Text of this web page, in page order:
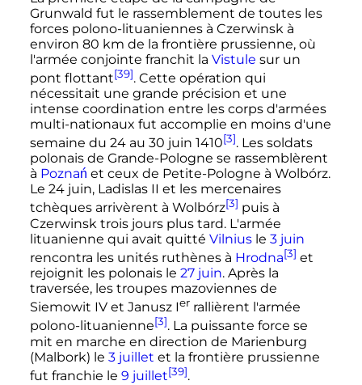
Grunwald fut le rassemblement de toutes les
forces polono-lituaniennes à Czerwinsk à
environ 80 km de la frontière prussienne, où
l'armée conjointe franchit la Vistule sur un
pont flottant[39]. Cette opération qui
nécessitait une grande précision et une
intense coordination entre les corps d'armées
multi-nationaux fut accomplie en moins d'une
semaine du 24 au 30 juin 1410[3]. Les soldats
polonais de Grande-Pologne se rassemblèrent
à Poznań et ceux de Petite-Pologne à Wolbórz.
Le 24 juin, Ladislas II et les mercenaires
tchèques arrivèrent à Wolbórz[3] puis à
Czerwinsk trois jours plus tard. L'armée
lituanienne qui avait quitté Vilniusle 3 juin
rencontra les unités ruthènes à Hrodna[3] et
rejoignit les polonais le 27 juin. Après la
traversée, les troupes mazoviennes de
Siemowit IV et Janusz Ier rallièrent l'armée
polono-lituanienne[3]. La puissante force se
mit en marche en direction de Marienburg
(Malbork) le 3 juillet et la frontière prussienne
fut franchie le 9 juillet[39].